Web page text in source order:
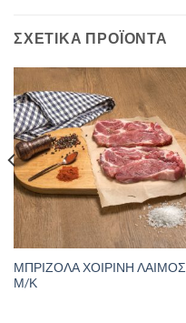
ΣΧΕΤΙΚΆ ΠΡΟΪΌΝΤΑ
ΜΠΡΙΖΟΛΑ ΧΟΙΡΙΝΗ ΛΑΙΜΟΣ
Μ/Κ